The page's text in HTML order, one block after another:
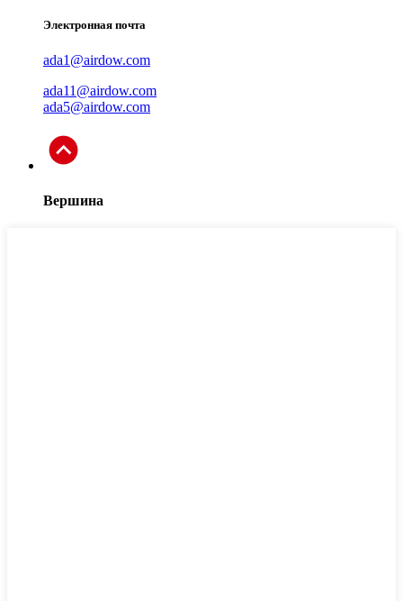
Электронная почта
ada1@airdow.com
ada11@airdow.com
ada5@airdow.com
Вершина